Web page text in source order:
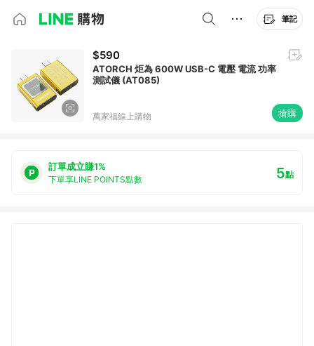
筆記
$590
ATORCH 炬為 600W USB-C 電壓 電流 功率
測試儀 (AT085)
萬家福線上購物 搶購
訂單成立賺1%
下單享LINE POINTS點數 5點